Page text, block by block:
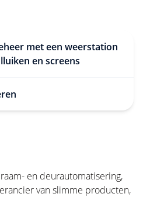
met een weerstation
en screens
en deurautomatisering,
van slimme producten,